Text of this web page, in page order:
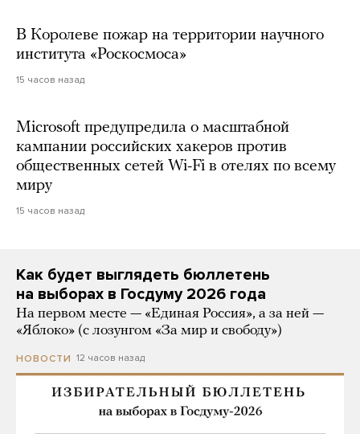
В Королеве пожар на территории научного
института «Роскосмоса»
15 часов назад
Microsoft предупредила о масштабной
кампании российских хакеров против
общественных сетей Wi-Fi в отелях по всему
миру
15 часов назад
Как будет выглядеть бюллетень
на выборах в Госдуму 2026 года
На первом месте — «Единая Россия», а за ней —
«Яблоко» (с лозунгом «За мир и свободу»)
НОВОСТИ 12 часов назад